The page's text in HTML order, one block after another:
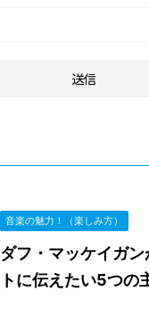
音楽の魅力！（楽しみ方）
ダフ・マッケイガ
トに伝えたい5つの